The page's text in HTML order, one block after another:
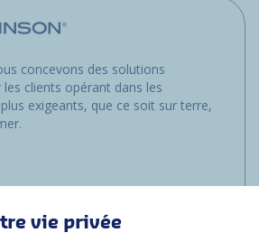
concevons des solutions
clients opérant dans les
exigeants, que ce soit sur terre,
vie privée